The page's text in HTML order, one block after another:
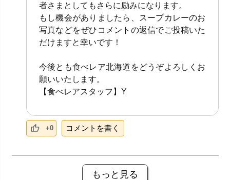
者さまとしてもさらに励みになります。
もし機会がありましたら、スープカレーのお
写真などをぜひコメントの返信でご投稿いた
だけますと幸いです！
今後とも食べレア北海道をどうぞよろしくお
願いいたします。
【食べレアスタッフ】Y
+0 コメントを書く
もっと見る